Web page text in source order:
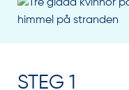
STEG 1